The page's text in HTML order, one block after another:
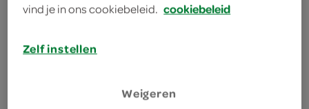
75 gram boter
8 vellen filodeeg
vind je in ons cookiebeleid. cookiebeleid
Zelf instellen
Weigeren